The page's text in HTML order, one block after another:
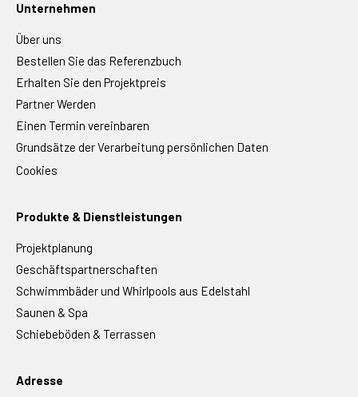
Unternehmen
Über uns
Bestellen Sie das Referenzbuch
Erhalten Sie den Projektpreis
Partner Werden
Einen Termin vereinbaren
Grundsätze der Verarbeitung persönlichen Daten
Cookies
Produkte & Dienstleistungen
Projektplanung
Geschäftspartnerschaften
Schwimmbäder und Whirlpools aus Edelstahl
Saunen & Spa
Schiebeböden & Terrassen
Adresse